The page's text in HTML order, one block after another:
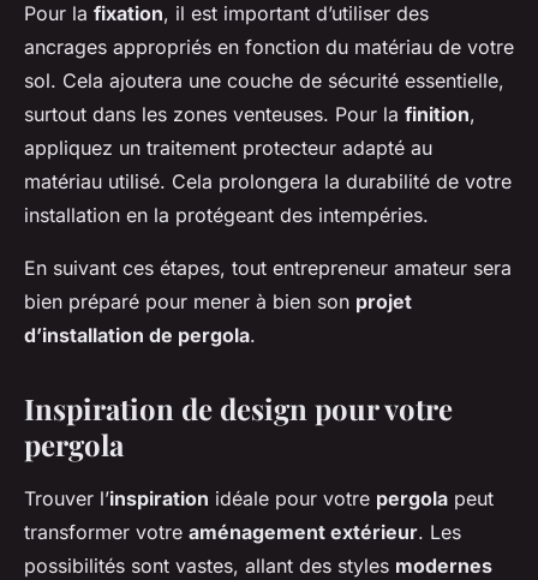
Pour la fixation, il est important d’utiliser des
ancrages appropriés en fonction du matériau de votre
sol. Cela ajoutera une couche de sécurité essentielle,
surtout dans les zones venteuses. Pour la finition,
appliquez un traitement protecteur adapté au
matériau utilisé. Cela prolongera la durabilité de votre
installation en la protégeant des intempéries.
En suivant ces étapes, tout entrepreneur amateur sera
bien préparé pour mener à bien son projet
d’installation de pergola.
Inspiration de design pour votre
pergola
Trouver l’inspiration idéale pour votre pergola peut
transformer votre aménagement extérieur. Les
possibilités sont vastes, allant des styles modernes